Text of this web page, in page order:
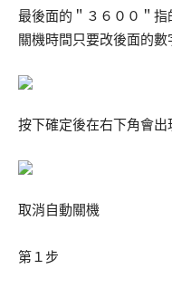
最後面的＂３６００＂
關機時間只要改後面的數
按下確定後在右下角會出
取消自動關機
第１步